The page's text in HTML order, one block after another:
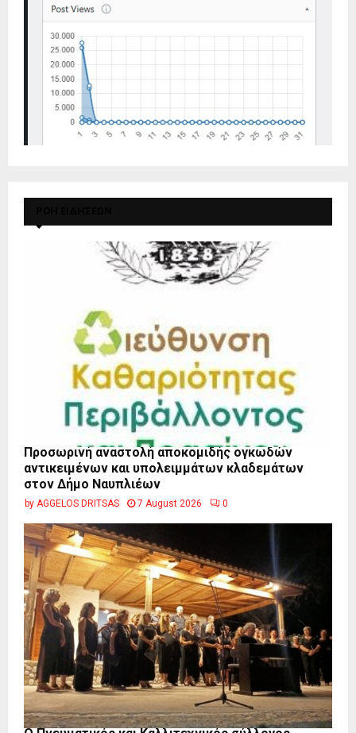
Προσωρινή αναστολή αποκομιδής ογκωδών
αντικειμένων και υπολειμμάτων κλαδεμάτων
στον Δήμο Ναυπλιέων
by AGGELOS DRITSAS 7 August 2026 0